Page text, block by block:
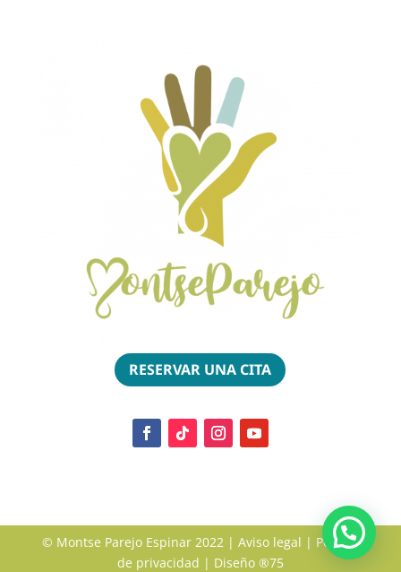
RESERVAR UNA CITA
© Montse Parejo Espinar 2022 | Aviso legal | Política
de privacidad | Diseño ®75